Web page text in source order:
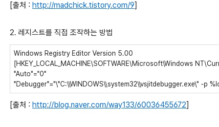
[출처 : http://madchick.tistory.com/9]
2. 레지스트를 직접 조작하는 방법
Windows Registry Editor Version 5.00
[HKEY_LOCAL_MACHINE\SOFTWARE\Microsoft\Windows
"Auto"="0"
"Debugger"="\"C:\\WINDOWS\\system32\\vsjitdebugger.exe\" -p
[출처 : http://blog.naver.com/way133/60036455672]